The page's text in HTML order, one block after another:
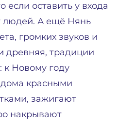
если оставить у входа
людей. А ещё Нянь
громких звуков и
древняя, традиции
к Новому году
красными
зажигают
накрывают